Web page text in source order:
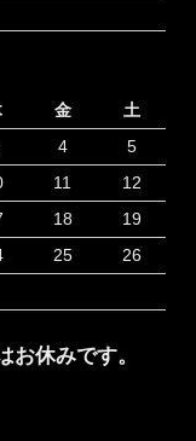
金
土
4
5
11
12
18
19
25
26
休みです。